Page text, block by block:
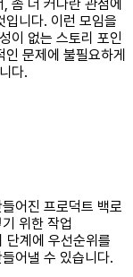
좀 더 커다란 관점에
입니다. 이런 모임을
이 없는 스토리 포인
문제에 불필요하게
다.
어진 프로덕트 백로
위한 작업
계에 우선순위를
어낼 수 있습니다.